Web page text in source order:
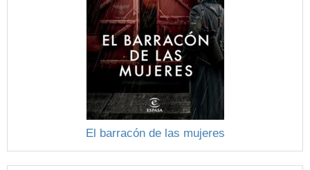
El barracón de las mujeres